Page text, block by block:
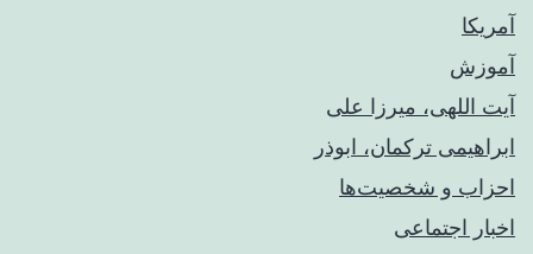
آمریکا
آموزش
آیت اللهی، میرزا علی
ابراهیمی ترکمان، ابوذر
احزاب و شخصیت‌ها
اخبار اجتماعی